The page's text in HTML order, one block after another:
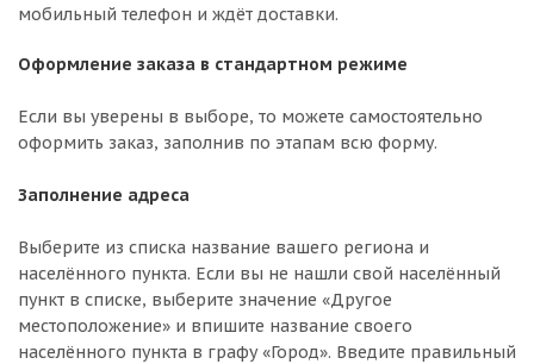
мобильный телефон и ждёт доставки.
Оформление заказа в стандартном режиме
Если вы уверены в выборе, то можете самостоятельно
оформить заказ, заполнив по этапам всю форму.
Заполнение адреса
Выберите из списка название вашего региона и
населённого пункта. Если вы не нашли свой населённый
пункт в списке, выберите значение «Другое
местоположение» и впишите название своего
населённого пункта в графу «Город». Введите правильный